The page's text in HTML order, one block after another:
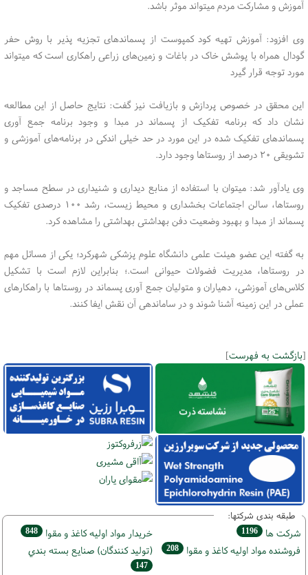
آموزش و مشارکت مردم میتواند موثر باشد.
وی افزود: آموزش تهیه کود کمپوست از پسماند‌های تجزیه پذیر با روش حفر
گودال همراه با پوشش خاک در باغات و زمین‌های زراعی راهکاری است که میتواند
مورد توجه قرار گیرد
این محقق در خصوص پردازش و بازیافت نیز گفت: نتایج حاصل از این مطالعه
نشان داد که برنامه تفکیک از پسماند در مبدا و وجود برنامه جمع آوری
پسماند‌های تفکیک شده در این مورد در حد خیلی اندکی در برنامه‌های آموزشی و
تشویقی ۲۰ درصد از روستا‌ها وجود دارد.
وی یادآور شد: میتوان با استفاده از منابع دیداری و شنیداری در سطح مساجد و
روستاها، سالن اجتماعات بخشداری و محیط زیست، رشد ۱۰۰ درصدی تفکیک
پسماند از مبدا و بهبود وضعیت دفن بهداشتی بهداشتی را مشاهده کرد.
به گفته این عضو هیئت علمی دانشگاه علوم پزشکی شهرکرد؛ یکی از مسائل مهم
در روستاها، مدیریت فضولات حیوانی است.؛ بنابراین لازم است با تشکیل
کلاس‌های آموزشی، دهیاران و متولیان جمع آوری پسماند در روستا‌ها با راهکار‌های
عملی در این زمینه آشنا شوند و در ساماندهی آن نقش ایفا کنند.
[بازگشت به فهرست]
طبقه بندی شرکتها:
شركت ها 1196 خريدار مواد اوليه كاغذ و مقوا 848
فروشنده مواد اوليه كاغذ و مقوا 208 (تولید كنندگان) صنايع بسته بندي
147